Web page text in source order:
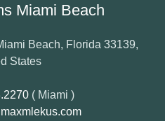
Miami Beach
Beach, Florida 33139,
States
( Miami )